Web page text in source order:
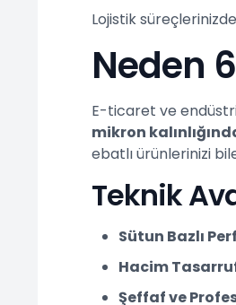
Lojistik
Neden
E-ticaret ve
mikron
ebatlı ürünlerinizi
Teknik
Sütun Bazlı
Hacim
Şeffaf ve